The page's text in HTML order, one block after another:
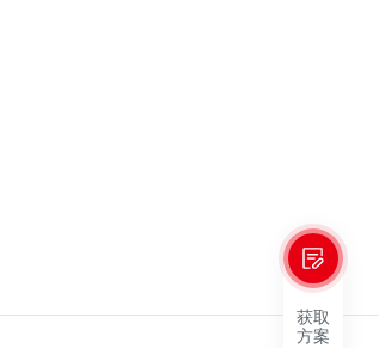
获取
方案